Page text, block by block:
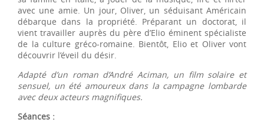
avec une amie. Un jour, Oliver, un séduisant Américain
débarque dans la propriété. Préparant un doctorat, il
vient travailler auprès du père d’Elio éminent spécialiste
de la culture gréco-romaine. Bientôt, Elio et Oliver vont
découvrir l’éveil du désir.
Adapté d’un roman d’André Aciman, un film solaire et
sensuel, un été amoureux dans la campagne lombarde
avec deux acteurs magnifiques.
Séances :